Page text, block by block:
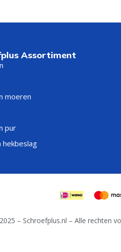
Assortiment
moeren
pur
– Schroefplus.nl – Alle rechten